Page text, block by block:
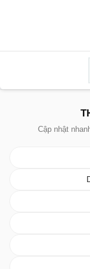
Cập nhật